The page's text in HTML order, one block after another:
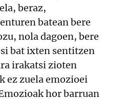
beraz,
batean bere
nola dagoen, bere
bat ixten sentitzen
irakatsi zioten
ez zuela emozioei
hor barruan